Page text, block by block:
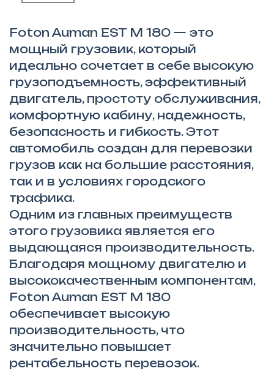
Foton Auman EST M 180 — это
мощный грузовик, который
идеально сочетает в себе высокую
грузоподъемность, эффективный
двигатель, простоту обслуживания,
комфортную кабину, надежность,
безопасность и гибкость. Этот
автомобиль создан для перевозки
грузов как на большие расстояния,
так и в условиях городского
трафика.
Одним из главных преимуществ
этого грузовика является его
выдающаяся производительность.
Благодаря мощному двигателю и
высококачественным компонентам,
Foton Auman EST M 180
обеспечивает высокую
производительность, что
значительно повышает
рентабельность перевозок.